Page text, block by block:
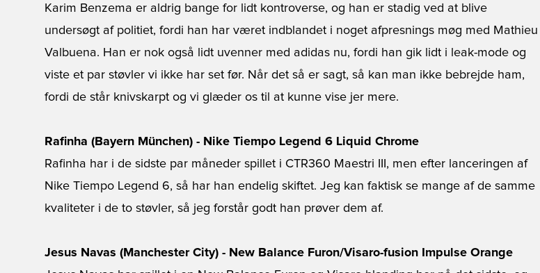
Karim Benzema er aldrig bange for lidt kontroverse, og han er stadig ved at blive
undersøgt af politiet, fordi han har været indblandet i noget afpresnings møg med Mathieu
Valbuena. Han er nok også lidt uvenner med adidas nu, fordi han gik lidt i leak-mode og
viste et par støvler vi ikke har set før. Når det så er sagt, så kan man ikke bebrejde ham,
fordi de står knivskarpt og vi glæder os til at kunne vise jer mere.
Rafinha (Bayern München) - Nike Tiempo Legend 6 Liquid Chrome
Rafinha har i de sidste par måneder spillet i CTR360 Maestri III, men efter lanceringen af
Nike Tiempo Legend 6, så har han endelig skiftet. Jeg kan faktisk se mange af de samme
kvaliteter i de to støvler, så jeg forstår godt han prøver dem af.
Jesus Navas (Manchester City) - New Balance Furon/Visaro-fusion Impulse Orange